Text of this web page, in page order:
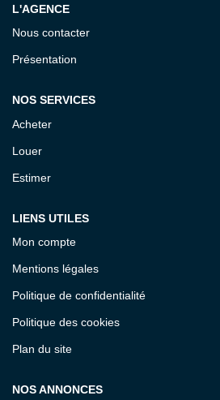
L'AGENCE
Nous contacter
Présentation
NOS SERVICES
Acheter
Louer
Estimer
LIENS UTILES
Mon compte
Mentions légales
Politique de confidentialité
Politique des cookies
Plan du site
NOS ANNONCES